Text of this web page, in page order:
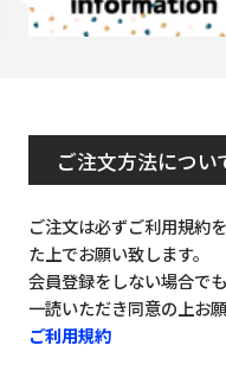
ご注文方法につい
ご注文は必ずご利用規約
た上でお願い致します。
会員登録をしない場合で
一読いただき同意の上お願
ご利用規約